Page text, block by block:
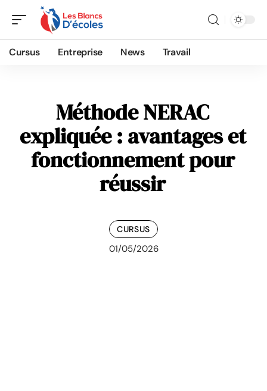
Cursus Entreprise News Travail
Méthode NERAC
expliquée : avantages et
fonctionnement pour
réussir
CURSUS
01/05/2026